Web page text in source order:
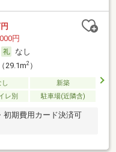
円
なし
29.1m2）
新築
レ別 駐車場(近隣含)
初期費用カード決済可